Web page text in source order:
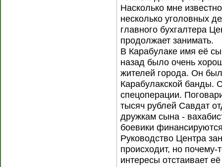
Насколько мне
несколько уголовных
главного бухгалтера
продолжает занимать.
В Карабулаке имя её
назад было очень
жителей города. Он
Карабулакской банды.
спецоперации.
тысяч рублей Савдат
дружкам сына -
боевики
Руководство Центра
происходит, но
интересы отстаивает